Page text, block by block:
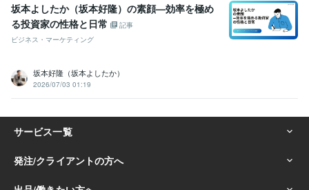
坂本よしたか（坂本好隆）の素顔—効率を極め
る投資家の性格と日常
記事
ビジネス・マーケティング
坂本好隆（坂本よしたか）
2026/07/03 01:19